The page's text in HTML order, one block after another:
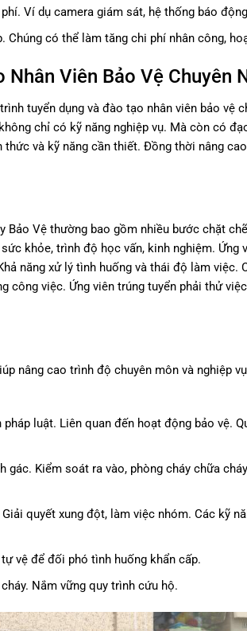
Ví dụ camera giám sát, hệ thống báo
Chúng có thể làm tăng chi phí nhân công,
Nhân Viên Bảo Vệ Chuyên
tuyển dụng và đào tạo nhân viên bảo vệ
chỉ có kỹ năng nghiệp vụ. Mà còn có
và kỹ năng cần thiết. Đồng thời nâng
Bảo Vệ thường bao gồm nhiều bước chặt
khỏe, trình độ học vấn, kinh nghiệm. Ứng
năng xử lý tình huống và thái độ làm việc.
công việc. Ứng viên trúng tuyển phải thử
nâng cao trình độ chuyên môn và nghiệp
luật. Liên quan đến hoạt động bảo vệ.
gác. Kiểm soát ra vào, phòng cháy chữa
quyết xung đột, làm việc nhóm. Các kỹ
vệ để đối phó tình huống khẩn cấp.
Nắm vững quy trình cứu hộ.